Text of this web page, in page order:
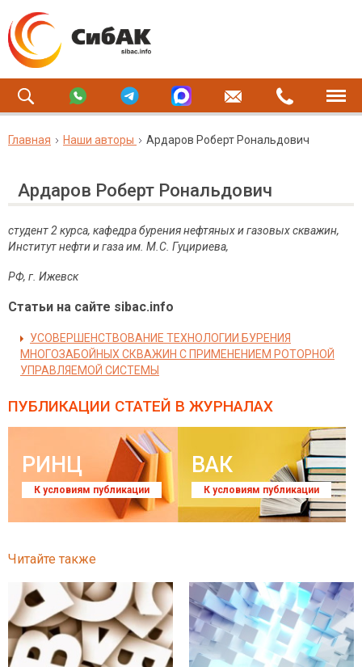
Главная Наши авторы Ардаров Роберт Рональдович
Ардаров Роберт Рональдович
студент 2 курса, кафедра бурения нефтяных и газовых скважин,
Институт нефти и газа им. М.С. Гуцириева,
РФ, г. Ижевск
Статьи на сайте sibac.info
УСОВЕРШЕНСТВОВАНИЕ ТЕХНОЛОГИИ БУРЕНИЯ
МНОГОЗАБОЙНЫХ СКВАЖИН С ПРИМЕНЕНИЕМ РОТОРНОЙ
УПРАВЛЯЕМОЙ СИСТЕМЫ
ПУБЛИКАЦИИ СТАТЕЙ В ЖУРНАЛАХ
РИНЦ
К условиям публикации
ВАК
К условиям публикации
Читайте также